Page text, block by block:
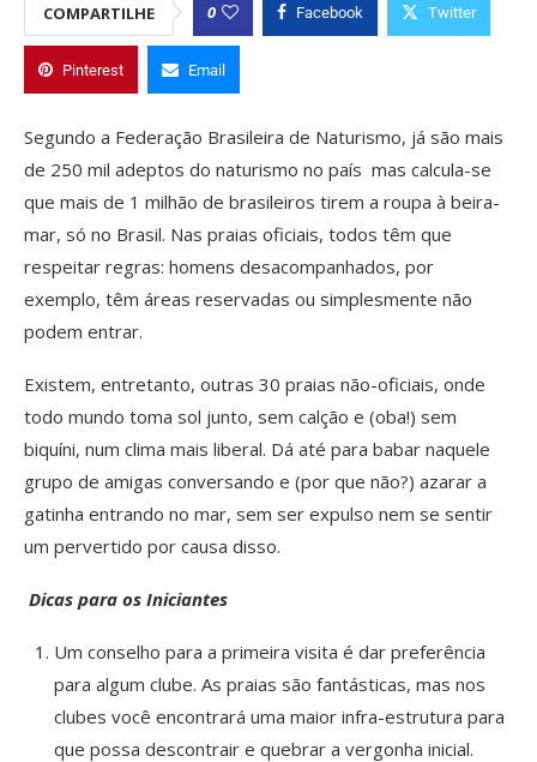
COMPARTILHE 0 Facebook Twitter
Pinterest Email
Segundo a Federação Brasileira de Naturismo, já são mais
de 250 mil adeptos do naturismo no país ­ mas calcula-se
que mais de 1 milhão de brasileiros tirem a roupa à beira-
mar, só no Brasil. Nas praias oficiais, todos têm que
respeitar regras: homens desacompanhados, por
exemplo, têm áreas reservadas ou simplesmente não
podem entrar.
Existem, entretanto, outras 30 praias não-oficiais, onde
todo mundo toma sol junto, sem calção e (oba!) sem
biquíni, num clima mais liberal. Dá até para babar naquele
grupo de amigas conversando e (por que não?) azarar a
gatinha entrando no mar, sem ser expulso nem se sentir
um pervertido por causa disso.
Dicas para os Iniciantes
Um conselho para a primeira visita é dar preferência
para algum clube. As praias são fantásticas, mas nos
clubes você encontrará uma maior infra-estrutura para
que possa descontrair e quebrar a vergonha inicial.